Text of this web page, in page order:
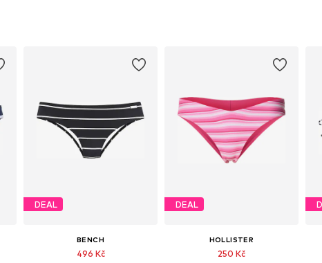
DEAL
BENCH
496 Kč
DEAL
HOLLISTER
250 Kč